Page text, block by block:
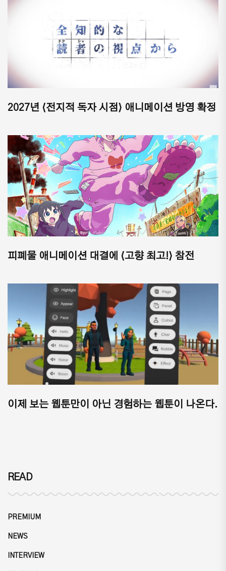
2027년 ⟨전지적 독자 시점⟩ 애니메이션 방영 확정
피폐물 애니메이션 대결에 ⟨고향 최고!⟩ 참전
이제 보는 웹툰만이 아닌 경험하는 웹툰이 나온다.
READ
PREMIUM
NEWS
INTERVIEW